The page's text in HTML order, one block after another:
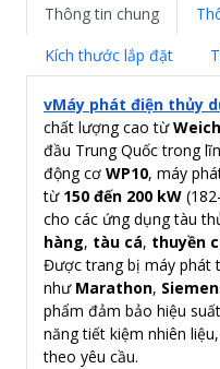
Thông tin chung
Kích thước lắp đặt
vMáy phát điện thủy
chất lượng cao từ
đầu Trung Quốc trong
động cơ WP10, máy
từ 150 đến 200 kW
cho các ứng dụng tàu
hàng, tàu cá, thuyền
Được trang bị máy phát
như Marathon,
phẩm đảm bảo hiệu
năng tiết kiệm nhiên
theo yêu cầu.